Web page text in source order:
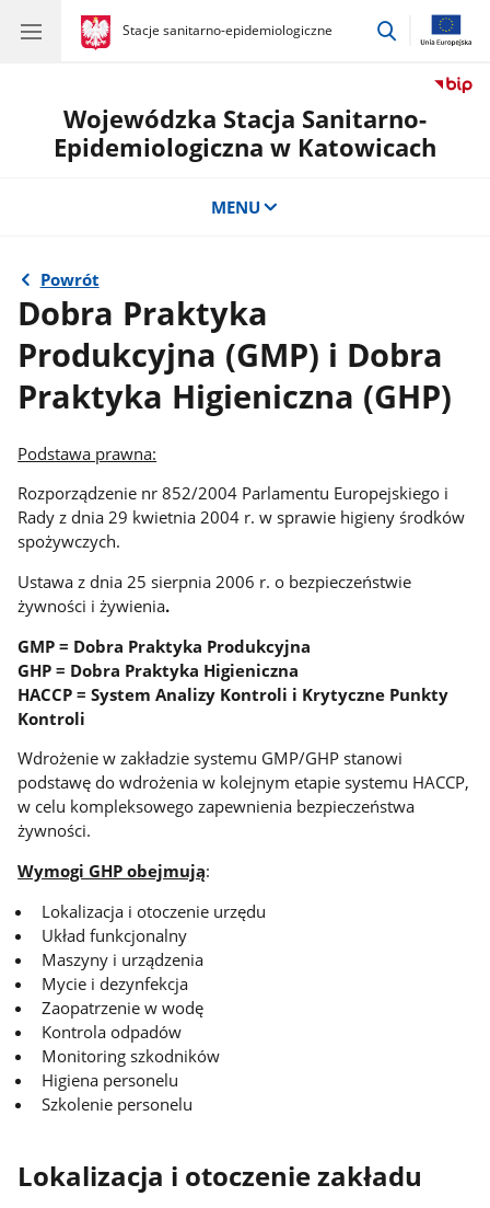
gov.pl
Stacje sanitarno-epidemiologiczne
gov.pl
Stacje
przejdź
Wojewódzka Stacja Sanitarno-
Epidemiologiczna w Katowicach
MENU
Powrót
Dobra Praktyka
Produkcyjna (GMP) i Dobra
Praktyka Higieniczna (GHP)
Podstawa prawna:
Rozporządzenie nr 852/2004 Parlamentu Europejskiego i
Rady z dnia 29 kwietnia 2004 r. w sprawie higieny środków
spożywczych.
Ustawa z dnia 25 sierpnia 2006 r. o bezpieczeństwie
żywności i żywienia.
GMP = Dobra Praktyka Produkcyjna
GHP = Dobra Praktyka Higieniczna
HACCP = System Analizy Kontroli i Krytyczne Punkty
Kontroli
Wdrożenie w zakładzie systemu GMP/GHP stanowi
podstawę do wdrożenia w kolejnym etapie systemu HACCP,
w celu kompleksowego zapewnienia bezpieczeństwa
żywności.
Wymogi GHP obejmują:
Lokalizacja i otoczenie urzędu
Układ funkcjonalny
Maszyny i urządzenia
Mycie i dezynfekcja
Zaopatrzenie w wodę
Kontrola odpadów
Monitoring szkodników
Higiena personelu
Szkolenie personelu
Lokalizacja i otoczenie zakładu